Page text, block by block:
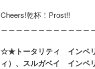
Cheers!乾杯！Prost!!
☆★トータリティ インペリ
ィ）、スルガベイ イン